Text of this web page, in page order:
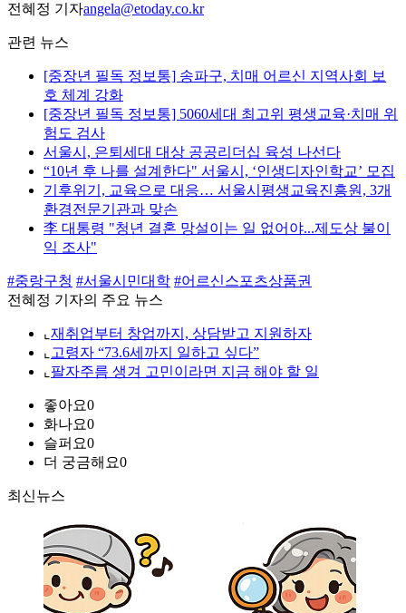
전혜정 기자angela@etoday.co.kr
관련 뉴스
[중장년 필독 정보통] 송파구, 치매 어르신 지역사회 보
호 체계 강화
[중장년 필독 정보통] 5060세대 최고위 평생교육·치매 위
험도 검사
서울시, 은퇴세대 대상 공공리더십 육성 나선다
“10년 후 나를 설계한다" 서울시, ‘인생디자인학교’ 모집
기후위기, 교육으로 대응… 서울시평생교육진흥원, 3개
환경전문기관과 맞손
李 대통령 "청년 결혼 망설이는 일 없어야...제도상 불이
익 조사"
#중랑구청 #서울시민대학 #어르신스포츠상품권
전혜정 기자의 주요 뉴스
⌞ 재취업부터 창업까지, 상담받고 지원하자
⌞ 고령자 “73.6세까지 일하고 싶다”
⌞ 팔자주름 생겨 고민이라면 지금 해야 할 일
좋아요0
화나요0
슬퍼요0
더 궁금해요0
최신뉴스